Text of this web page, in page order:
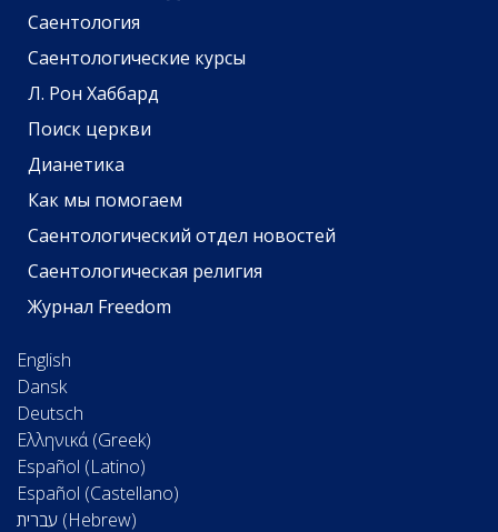
Саентология
Саентологические курсы
Л. Рон Хаббард
Поиск церкви
Дианетика
Как мы помогаем
Саентологический отдел новостей
Саентологическая религия
Журнал Freedom
English
Dansk
Deutsch
Ελληνικά (Greek)
Español (Latino)
Español (Castellano)